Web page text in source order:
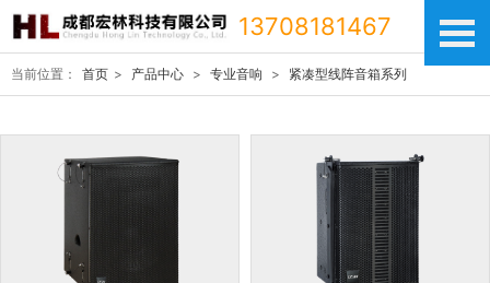
13708181467
当前位置： 首页 > 产品中心 > 专业音响 > 紧凑型线阵音箱系列